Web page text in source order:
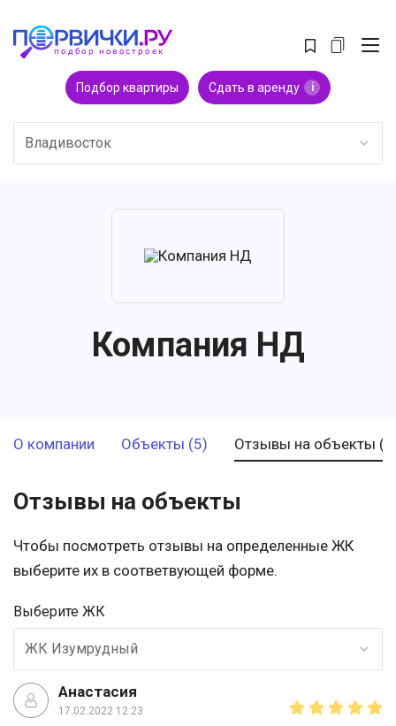
Подбор квартиры Сдать в аренду i
Владивосток
Компания НД
О компании Объекты (5) Отзывы на объекты
Отзывы на объекты
Чтобы посмотреть отзывы на определенные ЖК
выберите их в соответвующей форме.
Выберите ЖК
ЖК Изумрудный
Анастасия
17.02.2022 12:23